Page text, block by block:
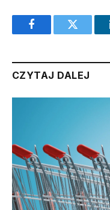
FacebookTwitter
CZYTAJ DALEJ